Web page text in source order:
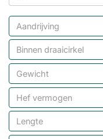
Aandrijving
Binnen draaicirkel
Gewicht
Hef vermogen
Lengte